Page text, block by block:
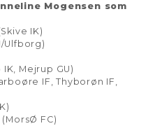
Mogensen som
IK)
Ulfborg)
Mejrup GU)
IF, Thyborøn IF,
FC)